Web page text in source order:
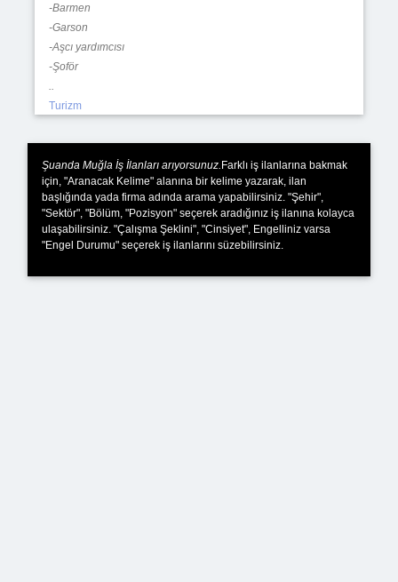
-Barmen
-Garson
-Aşcı yardımcısı
-Şoför
Turizm
Şuanda Muğla İş İlanları arıyorsunuz.Farklı iş ilanlarına bakmak
için, "Aranacak Kelime" alanına bir kelime yazarak, ilan
başlığında yada firma adında arama yapabilirsiniz. "Şehir",
"Sektör", "Bölüm, "Pozisyon" seçerek aradığınız iş ilanına kolayca
ulaşabilirsiniz. "Çalışma Şeklini", "Cinsiyet", Engelliniz varsa
"Engel Durumu" seçerek iş ilanlarını süzebilirsiniz.